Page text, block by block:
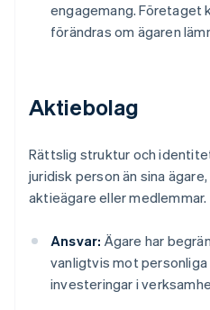
engagemang. Företaget
förändras om ägaren
Aktiebolag
Rättslig struktur och
juridisk person än sina
aktieägare eller medlemmar.
Ansvar: Ägare har
vanligtvis mot
investeringar i